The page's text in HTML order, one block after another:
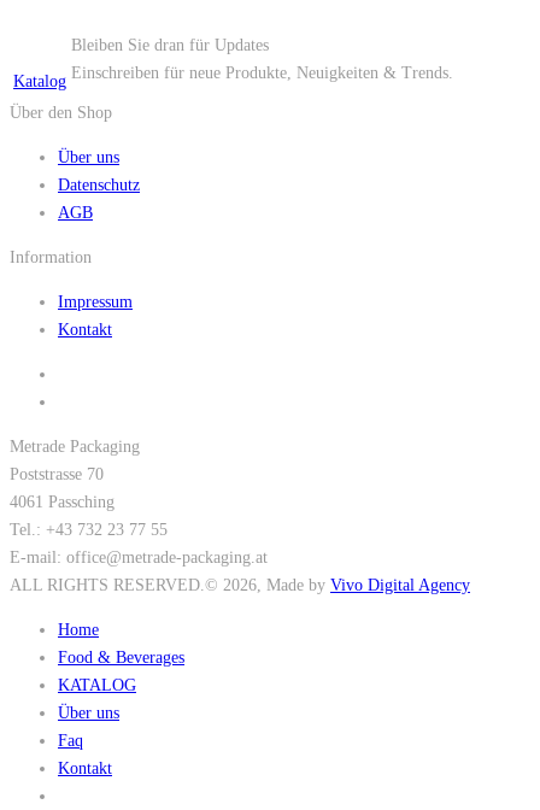
Katalog
Bleiben Sie dran für Updates
Einschreiben für neue Produkte, Neuigkeiten & Trends.
Über den Shop
Über uns
Datenschutz
AGB
Information
Impressum
Kontakt
Metrade Packaging
Poststrasse 70
4061 Passching
Tel.: +43 732 23 77 55
E-mail: office@metrade-packaging.at
ALL RIGHTS RESERVED.© 2026, Made by Vivo Digital Agency
Home
Food & Beverages
KATALOG
Über uns
Faq
Kontakt